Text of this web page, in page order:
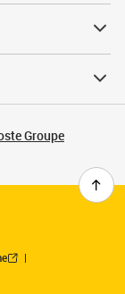
Groupe